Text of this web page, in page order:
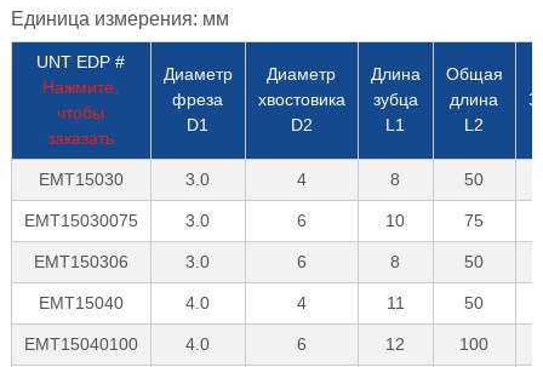
Единица измерения: мм
UNT EDP #
Нажмите,
чтобы
заказать
Диаметр
фреза
D1
Диаметр
хвостовика
D2
Длина
зубца
L1
Общая
длина
L2
EMT15030 3.0 4 8 50
EMT15030075 3.0 6 10 75
EMT150306 3.0 6 8 50
EMT15040 4.0 4 11 50
EMT15040100 4.0 6 12 100